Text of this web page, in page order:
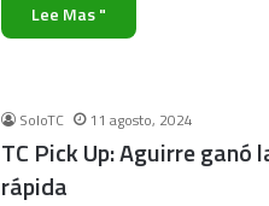
Lee Mas "
SoloTC 11 agosto, 2024
TC Pick Up: Aguirre ganó
rápida